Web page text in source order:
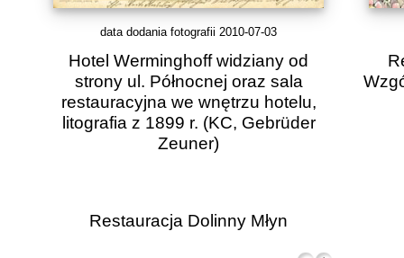
data dodania fotografii 2010-07-03
Hotel Werminghoff widziany od
strony ul. Północnej oraz sala
restauracyjna we wnętrzu hotelu,
litografia z 1899 r. (KC, Gebrüder
Zeuner)
Restauracja Dolinny Młyn